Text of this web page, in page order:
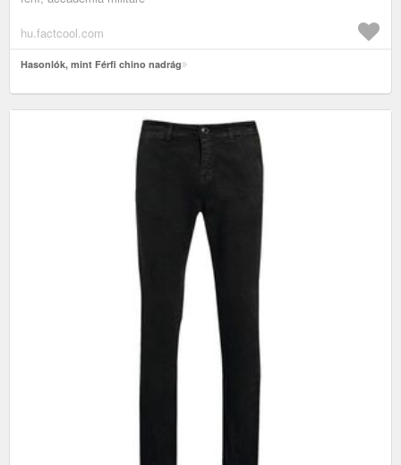
hu.factcool.com
Hasonlók, mint Férfi chino nadrág